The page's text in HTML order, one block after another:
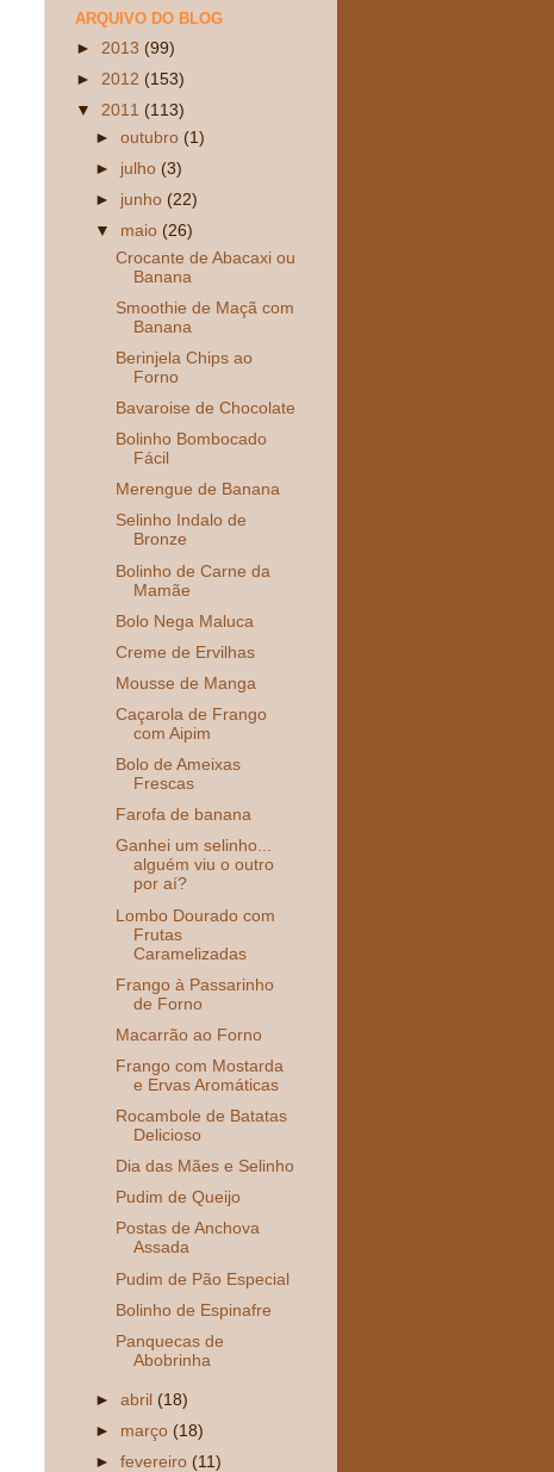
ARQUIVO DO BLOG
► 2013 (99)
► 2012 (153)
▼ 2011 (113)
►outubro (1)
► julho (3)
► junho (22)
▼ maio (26)
Crocante de Abacaxi ou
Banana
Smoothie de Maçã com
Banana
Berinjela Chips ao
Forno
Bavaroise de Chocolate
Bolinho Bombocado
Fácil
Merengue de Banana
Selinho Indalo de
Bronze
Bolinho de Carne da
Mamãe
Bolo Nega Maluca
Creme de Ervilhas
Mousse de Manga
Caçarola de Frango
com Aipim
Bolo de Ameixas
Frescas
Farofa de banana
Ganhei um selinho...
alguém viu o outro
por aí?
Lombo Dourado com
Frutas
Caramelizadas
Frango à Passarinho
de Forno
Macarrão ao Forno
Frango com Mostarda
e Ervas Aromáticas
Rocambole de Batatas
Delicioso
Dia das Mães e Selinho
Pudim de Queijo
Postas de Anchova
Assada
Pudim de Pão Especial
Bolinho de Espinafre
Panquecas de
Abobrinha
►abril (18)
► março (18)
►fevereiro (11)